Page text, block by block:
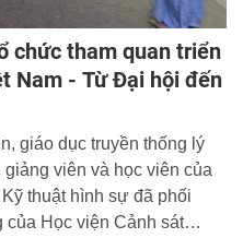
chức tham quan triển
giáo dục truyền thống lý
viên và học viên của
thuật hình sự đã phối
Học viện Cảnh sát